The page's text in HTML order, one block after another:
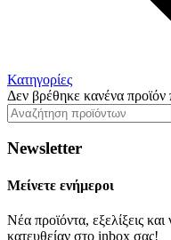
Κατηγορίες
Δεν βρέθηκε κανένα προϊόν
Newsletter
Μείνετε ενήμεροι
Νέα προϊόντα, εξελίξεις
κατευθείαν στο inbox σας!